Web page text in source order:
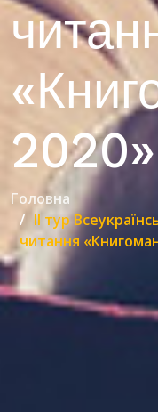
2020»
Головна
ІІ тур
читання